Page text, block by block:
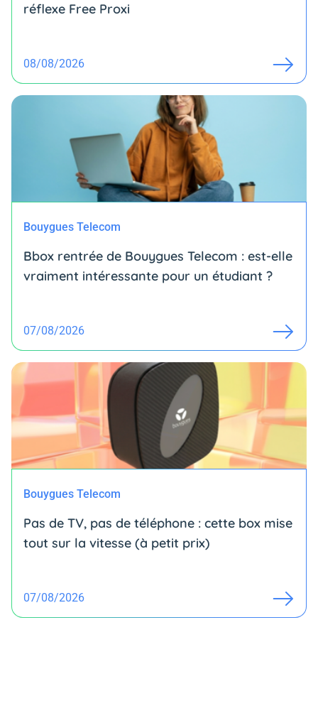
réflexe Free Proxi
08/08/2026
Bouygues Telecom
Bbox rentrée de Bouygues Telecom : est-elle
vraiment intéressante pour un étudiant ?
07/08/2026
Bouygues Telecom
Pas de TV, pas de téléphone : cette box mise
tout sur la vitesse (à petit prix)
07/08/2026